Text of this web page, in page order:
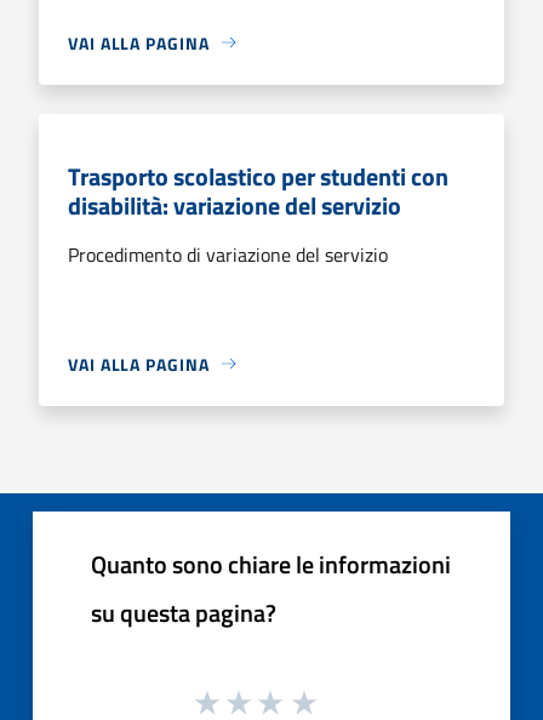
VAI ALLA PAGINA
Trasporto scolastico per studenti con
disabilità: variazione del servizio
Procedimento di variazione del servizio
VAI ALLA PAGINA
Quanto sono chiare le informazioni
su questa pagina?